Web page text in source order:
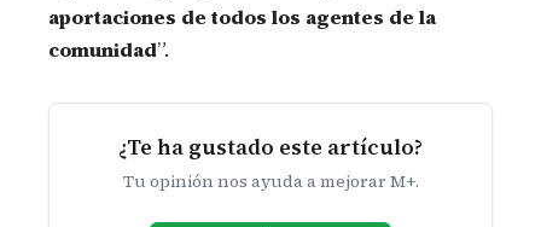
aportaciones de todos los agentes de la
comunidad”.
¿Te ha gustado este artículo?
Tu opinión nos ayuda a mejorar M+.